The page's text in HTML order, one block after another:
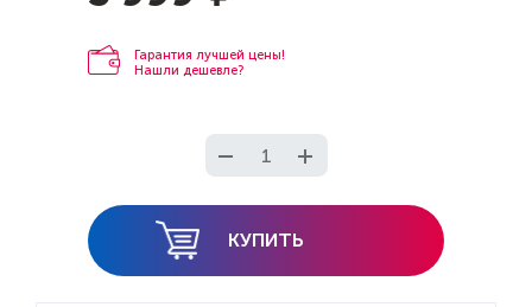
Гарантия лучшей цены!
Нашли дешевле?
КУПИТЬ